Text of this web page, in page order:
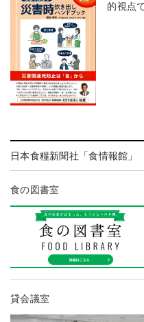
的視点
日本食糧新聞社「食情報館」
食の図書室
貸会議室